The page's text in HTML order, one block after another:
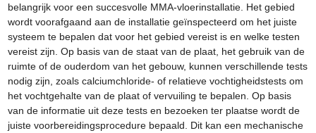
belangrijk voor een succesvolle MMA-vloerinstallatie. Het gebied
wordt voorafgaand aan de installatie geïnspecteerd om het juiste
systeem te bepalen dat voor het gebied vereist is en welke testen
vereist zijn. Op basis van de staat van de plaat, het gebruik van de
ruimte of de ouderdom van het gebouw, kunnen verschillende tests
nodig zijn, zoals calciumchloride- of relatieve vochtigheidstests om
het vochtgehalte van de plaat of vervuiling te bepalen. Op basis
van de informatie uit deze tests en bezoeken ter plaatse wordt de
juiste voorbereidingsprocedure bepaald. Dit kan een mechanische